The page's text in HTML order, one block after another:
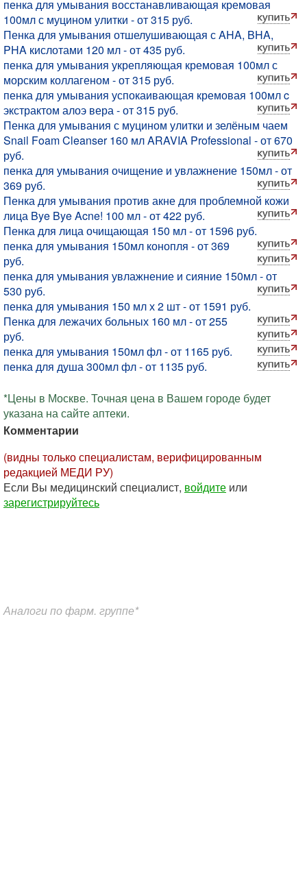
пенка для умывания восстанавливающая кремовая
100мл с муцином улитки - от 315 руб.
Пенка для умывания отшелушивающая с AHA, BHA,
PHA кислотами 120 мл - от 435 руб.
пенка для умывания укрепляющая кремовая 100мл с
морским коллагеном - от 315 руб.
пенка для умывания успокаивающая кремовая 100мл c
экстрактом алоэ вера - от 315 руб.
Пенка для умывания с муцином улитки и зелёным чаем
Snail Foam Cleanser 160 мл ARAVIA Professional - от 670
руб.
пенка для умывания очищение и увлажнение 150мл - от
369 руб.
Пенка для умывания против акне для проблемной кожи
лица Bye Bye Acne! 100 мл - от 422 руб.
Пенка для лица очищающая 150 мл - от 1596 руб.
пенка для умывания 150мл конопля - от 369
руб.
пенка для умывания увлажнение и сияние 150мл - от
530 руб.
пенка для умывания 150 мл х 2 шт - от 1591 руб.
Пенка для лежачих больных 160 мл - от 255
руб.
пенка для умывания 150мл фл - от 1165 руб.
пенка для душа 300мл фл - от 1135 руб.
*Цены в Москве. Точная цена в Вашем городе будет
указана на сайте аптеки.
Комментарии
(видны только специалистам, верифицированным
редакцией МЕДИ РУ)
Если Вы медицинский специалист, войдите или
зарегистрируйтесь
Аналоги по фарм. группе*